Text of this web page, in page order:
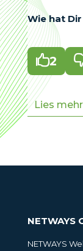
Wie hat
2
Lies
NETWAYS
NETWAYS